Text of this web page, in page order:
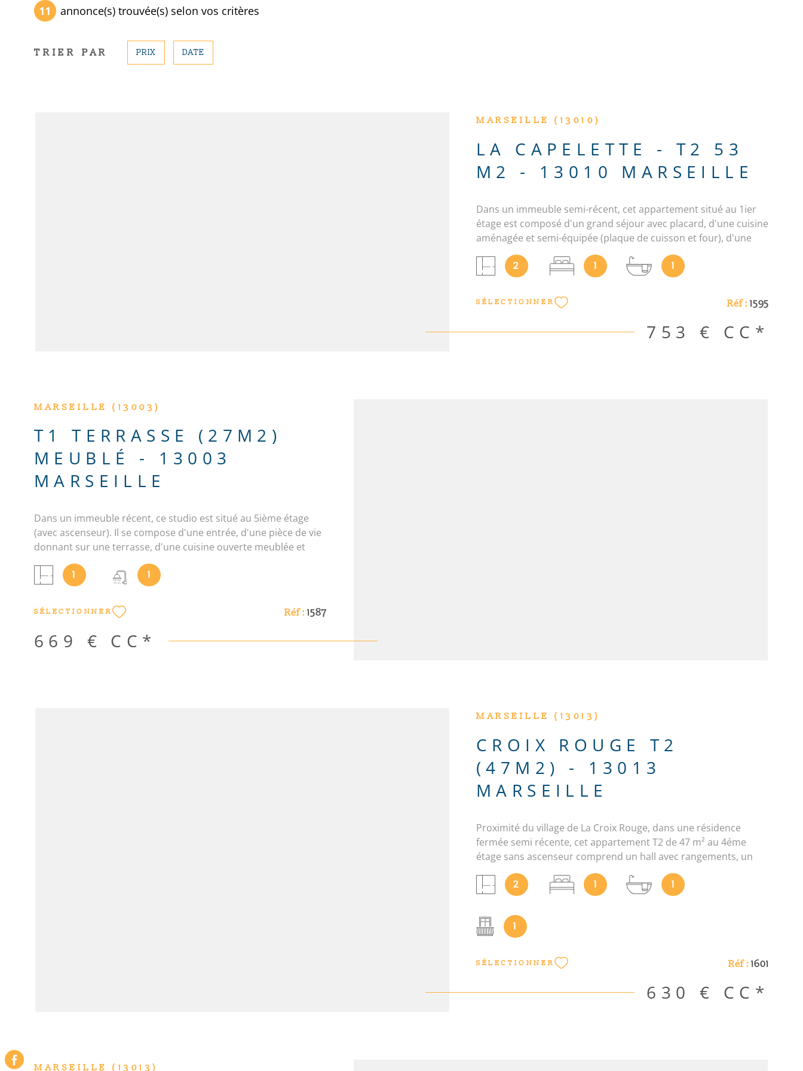
11 annonce(s) trouvée(s) selon vos critères
TRIER PAR PRIX DATE
MARSEILLE (13010)
LA CAPELETTE - T2 53
M2 - 13010 MARSEILLE
Dans un immeuble semi-récent, cet appartement situé au 1ier
étage est composé d'un grand séjour avec placard, d'une cuisine
aménagée et semi-équipée (plaque de cuisson et four), d'une
chambre avec placard, d'une salle de bains et WC séparé. Box
double au sous-sol de l'immeuble. Chauffage électrique et eau
chaude individuels. “Les informations sur les risques auxquels ce
bien est exposé sont disponibles sur le site Géorisques
http://www.georisques.gouv.fr”. Les informations sur les risques
auxquels ce bien est exposé sont disponibles sur le site
2 1 1
SÉLECTIONNER Réf : 1595
753 € CC*
MARSEILLE (13003)
T1 TERRASSE (27M2)
MEUBLÉ - 13003
MARSEILLE
Dans un immeuble récent, ce studio est situé au 5ième étage
(avec ascenseur). Il se compose d'une entrée, d'une pièce de vie
donnant sur une terrasse, d'une cuisine ouverte meublée et
équipée (plaques de cuisson, hotte aspirante, lave-linge,
réfrigérateur et congélateur), d'une salle d'eau et WC. En sus,
une taxe sur les ordures ménagères de 18€/mois. Les
informations sur les risques auxquels ce bien est exposé sont
disponibles sur le site Géorisques : www. georisques. gouv. fr Les
informations sur les risques auxquels ce bien est exposé sont
disponibles sur le site Géorisques
1 1
SÉLECTIONNER Réf : 1587
669 € CC*
MARSEILLE (13013)
CROIX ROUGE T2
(47M2) - 13013
MARSEILLE
Proximité du village de La Croix Rouge, dans une résidence
fermée semi récente, cet appartement T2 de 47 m² au 4éme
étage sans ascenseur comprend un hall avec rangements, un
séjour, une cuisine avec éléments, une loggia fermée, une
chambre, une salle de bain et wc. Stationnement disponible
dans résidence. Chauffage électrique individuel. “Les
informations sur les risques auxquels ce bien est exposé sont
disponibles sur le site Géorisques
auxquels ce bien est exposé sont disponibles sur le site
2 1 1
1
SÉLECTIONNER Réf : 1601
630 € CC*
MARSEILLE (13013)